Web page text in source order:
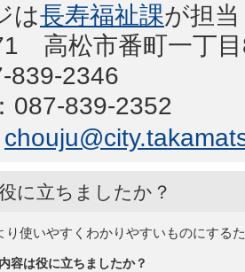
は長寿福祉課が担
高松市番町一丁
839-2346
087-839-2352
に立ちましたか？
り使いやすくわかりやすいものにする
容は役に立ちましたか？